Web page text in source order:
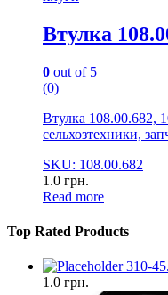
Втулка
0 out of 5
(0)
Втулка 108.00.682,
сельхозтехники,
SKU: 108.00.682
1.0 грн.
Read more
Top Rated Products
310-
1.0 грн.